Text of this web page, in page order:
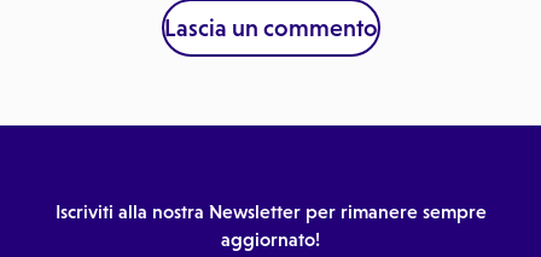
Lascia un commento
Iscriviti alla nostra Newsletter per rimanere sempre
aggiornato!